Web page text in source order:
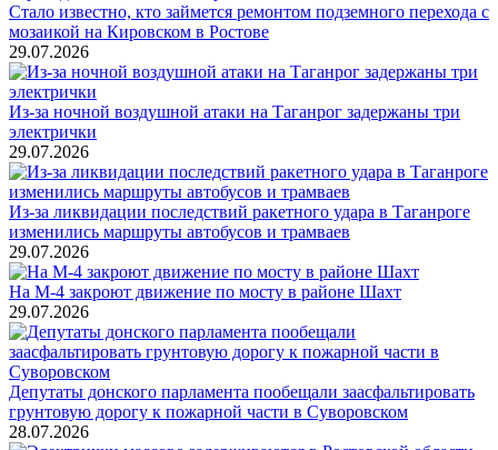
Стало известно, кто займется ремонтом подземного перехода с
мозаикой на Кировском в Ростове
29.07.2026
Из-за ночной воздушной атаки на Таганрог задержаны три
электрички
29.07.2026
Из-за ликвидации последствий ракетного удара в Таганроге
изменились маршруты автобусов и трамваев
29.07.2026
На М-4 закроют движение по мосту в районе Шахт
29.07.2026
Депутаты донского парламента пообещали заасфальтировать
грунтовую дорогу к пожарной части в Суворовском
28.07.2026